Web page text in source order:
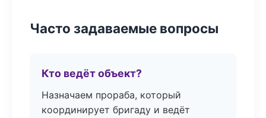
Часто задаваемые вопросы
Кто ведёт объект?
Назначаем прораба, который
координирует бригаду и ведёт